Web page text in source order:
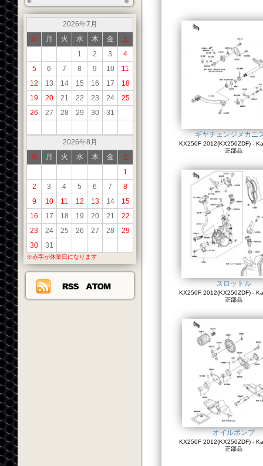
2026年7月
日
月 火 水 木 金
土
1
2 3
4
5
6 7 8 9 10
11
12
13 14 15 16 17
18
19
20 21 22 23 24
25
26
27 28 29 30 31
2026年8月
日
月 火 水 木 金
土
1
2
3 4 5 6 7
8
9
10 11 12 13 14
15
16
17 18 19 20 21
22
23
24 25 26 27 28
29
30
31
※赤字が休業日になります
ギヤチェンジメカニ
KX250F 2012(KX250ZDF) -
正部品
スロットル
KX250F 2012(KX250ZDF) -
正部品
オイルポンプ
KX250F 2012(KX250ZDF) -
正部品